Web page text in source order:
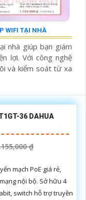
WIFI TẠI NHÀ
nhà giúp bạn giám
lợi. Với công nghệ
và kiểm soát từ xa
36 DAHUA
₫
mạch PoE giá rẻ,
nội bộ. Sở hữu 4
switch hỗ trợ truyền